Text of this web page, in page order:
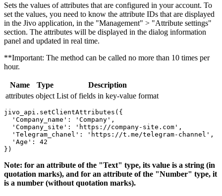
Sets the values ​​of attributes that are configured in your account. To
set the values, you need to know the attribute IDs that are displayed
in the Jivo application, in the "Management" > "Attribute settings"
section. The attributes will be displayed in the dialog information
panel and updated in real time.
**Important: The method can be called no more than 10 times per
hour.
Name Type
Description
attributes object List of fields in key-value format
jivo_api.setClientAttributes({
  'Company_name': 'Company',
  'Company_site': 'https://company-site.com',
  'Telegram_chanel': 'https://t.me/telegram-channel',
  'Age': 42
Note: for an attribute of the "Text" type, its value is a string (in
quotation marks), and for an attribute of the "Number" type, it
is a number (without quotation marks).